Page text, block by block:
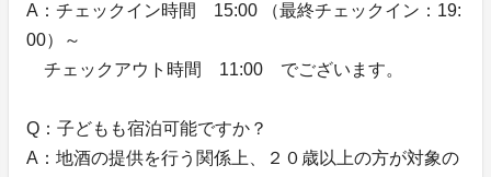
A：チェックイン時間 15:00 （最終チェックイン：19:
00）～
チェックアウト時間 11:00 でございます。
Q：子どもも宿泊可能ですか？
A：地酒の提供を行う関係上、２０歳以上の方が対象の